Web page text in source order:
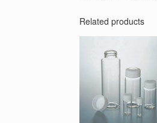
Related products